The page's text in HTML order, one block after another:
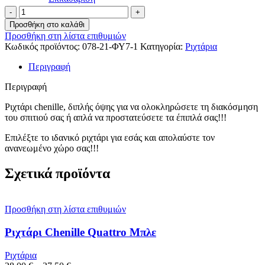
33,00 €
Ριχτάρι
Chenille
Φύλλο
Μπεζ
-
Καροτί
ποσότητα
Προσθήκη στο καλάθι
Προσθήκη στη λίστα επιθυμιών
Κωδικός προϊόντος: 078-21-ΦΥ7-1 Κατηγορία: Ριχτάρια
Περιγραφή
Περιγραφή
Ριχτάρι chenille, διπλής όψης για να ολοκληρώσετε τη διακόσμηση
του σπιτιού σας ή απλά να προστατεύσετε τα έπιπλά σας!!!
Επιλέξτε το ιδανικό ριχτάρι για εσάς και απολαύστε τον
ανανεωμένο χώρο σας!!!
Σχετικά προϊόντα
Προσθήκη στη λίστα επιθυμιών
Ριχτάρι Chenille Quattro Μπλε
Ριχτάρια